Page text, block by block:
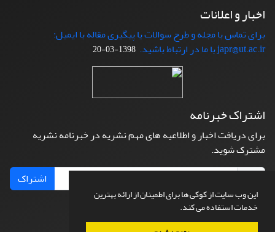
این وب سایت از کوکی ها برای اطمینان از ارائه بهترین
خدمات استفاده می کند.
اخبار و اعلانات
برای تماس با مجله و طرح سوالات یا پیگیری مقاله با ایمیل:
japr@ut.ac.ir با ما در ارتباط باشید.
1398-03-20
اشتراک خبرنامه
برای دریافت اخبار و اطلاعیه های مهم نشریه در خبرنامه نشریه
مشترک شوید.
اشتراک